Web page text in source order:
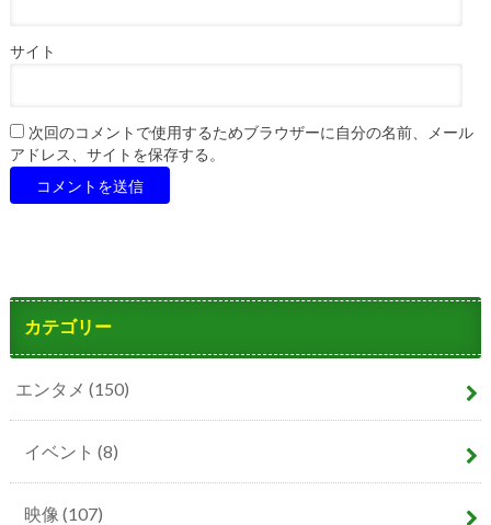
サイト
次回のコメントで使用するためブラウザーに自分の名前、メール
アドレス、サイトを保存する。
カテゴリー
エンタメ (150)
イベント (8)
映像 (107)